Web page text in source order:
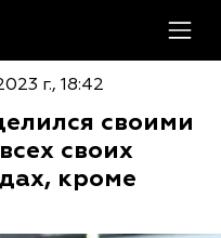
г., 18:42
своими
своих
кроме